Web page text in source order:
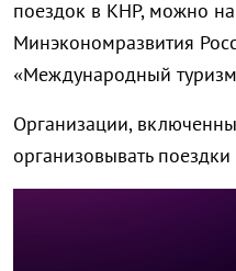
поездок в КНР, можно
Минэкономразвития
«Международный
Организации,
организовывать